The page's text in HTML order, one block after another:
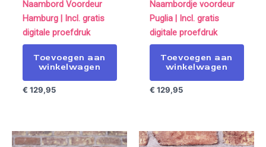
Naambord Voordeur
Hamburg | Incl. gratis
digitale proefdruk
Toevoegen aan
winkelwagen
€ 129,95
Naambordje voordeur
Puglia | Incl. gratis
digitale proefdruk
Toevoegen aan
winkelwagen
€ 129,95